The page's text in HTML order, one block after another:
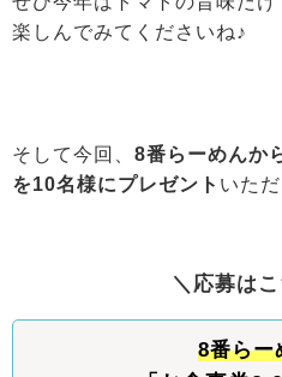
楽しんでみてくださいね♪
そして今回、 8番らーめんか
を10名様にプレゼント いた
＼応募は
8番らー